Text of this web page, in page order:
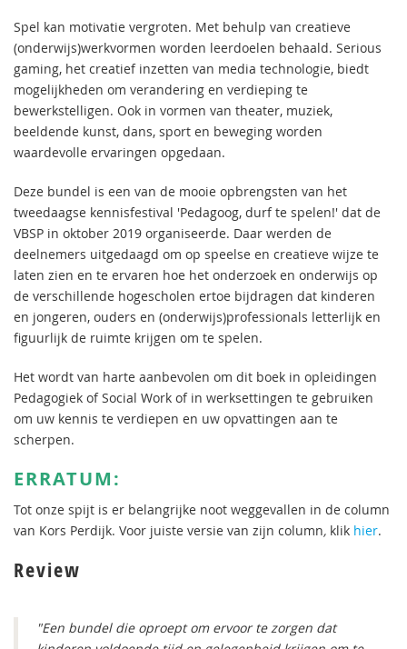
Spel kan motivatie vergroten. Met behulp van creatieve
(onderwijs)werkvormen worden leerdoelen behaald. Serious
gaming, het creatief inzetten van media technologie, biedt
mogelijkheden om verandering en verdieping te
bewerkstelligen. Ook in vormen van theater, muziek,
beeldende kunst, dans, sport en beweging worden
waardevolle ervaringen opgedaan.
Deze bundel is een van de mooie opbrengsten van het
tweedaagse kennisfestival 'Pedagoog, durf te spelen!' dat de
VBSP in oktober 2019 organiseerde. Daar werden de
deelnemers uitgedaagd om op speelse en creatieve wijze te
laten zien en te ervaren hoe het onderzoek en onderwijs op
de verschillende hogescholen ertoe bijdragen dat kinderen
en jongeren, ouders en (onderwijs)professionals letterlijk en
figuurlijk de ruimte krijgen om te spelen.
Het wordt van harte aanbevolen om dit boek in opleidingen
Pedagogiek of Social Work of in werksettingen te gebruiken
om uw kennis te verdiepen en uw opvattingen aan te
scherpen.
ERRATUM:
Tot onze spijt is er belangrijke noot weggevallen in de column
van Kors Perdijk. Voor juiste versie van zijn column, klik hier.
Review
"Een bundel die oproept om ervoor te zorgen dat